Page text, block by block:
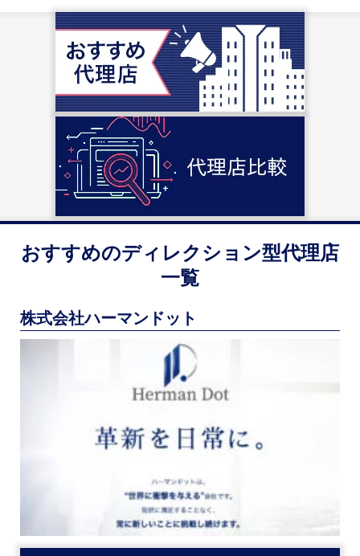
おすすめのディレクション型代理店
一覧
株式会社ハーマンドット